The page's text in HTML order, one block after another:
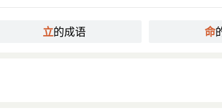
立的成语 命